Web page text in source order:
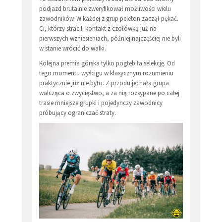
podjazd brutalnie zweryfikował możliwości wielu
zawodników. W każdej z grup peleton zaczął pękać.
Ci, którzy stracili kontakt z czołówką już na
pierwszych wzniesieniach, później najczęściej nie byli
w stanie wrócić do walki.
Kolejna premia górska tylko pogłębiła selekcję. Od
tego momentu wyścigu w klasycznym rozumieniu
praktycznie już nie było. Z przodu jechała grupa
walcząca o zwycięstwo, a za nią rozsypane po całej
trasie mniejsze grupki i pojedynczy zawodnicy
próbujący ograniczać straty.